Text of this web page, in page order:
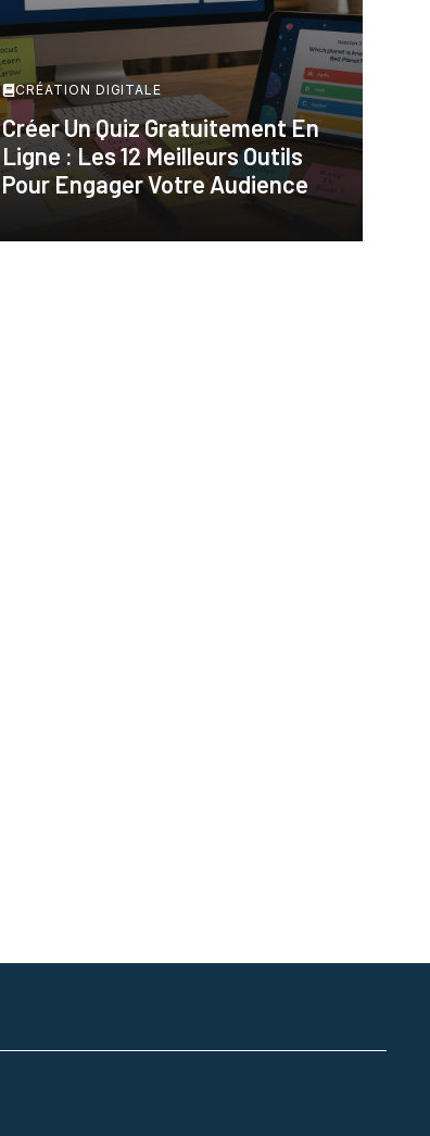
CRÉATION DIGITALE
Créer Un Quiz Gratuitement En
Ligne : Les 12 Meilleurs Outils
Pour Engager Votre Audience